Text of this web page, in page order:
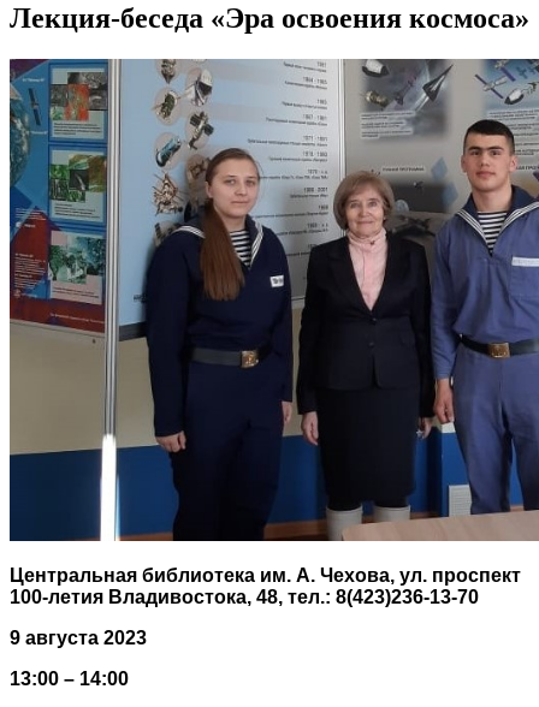
Лекция-беседа «Эра освоения космоса»
Центральная библиотека им. А. Чехова, ул. проспект
100-летия Владивостока, 48, тел.: 8(423)236-13-70
9 августа 2023
13:00 – 14:00